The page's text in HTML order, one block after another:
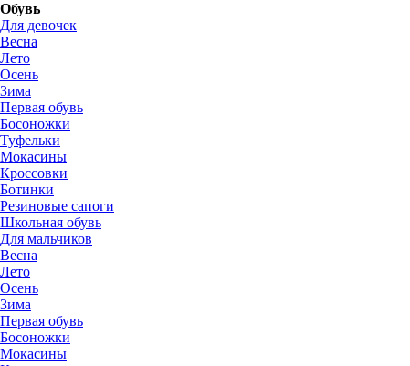
Обувь
Для девочек
Весна
Лето
Осень
Зима
Первая обувь
Босоножки
Туфельки
Мокасины
Кроссовки
Ботинки
Резиновые сапоги
Школьная обувь
Для мальчиков
Весна
Лето
Осень
Зима
Первая обувь
Босоножки
Мокасины